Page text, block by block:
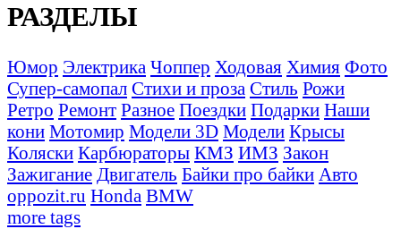
РАЗДЕЛЫ
Юмор Электрика Чоппер Ходовая Химия Фото
Супер-самопал Стихи и проза Стиль Рожи
Ретро Ремонт Разное Поездки Подарки Наши
кони Мотомир Модели 3D Модели Крысы
Коляски Карбюраторы КМЗ ИМЗ Закон
Зажигание Двигатель Байки про байки Авто
oppozit.ru Honda BMW
more tags